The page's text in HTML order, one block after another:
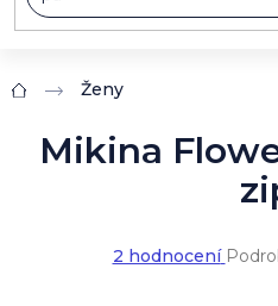
Domů Ženy
Mikina
Průměrné
hodnocení
2 hodnocení